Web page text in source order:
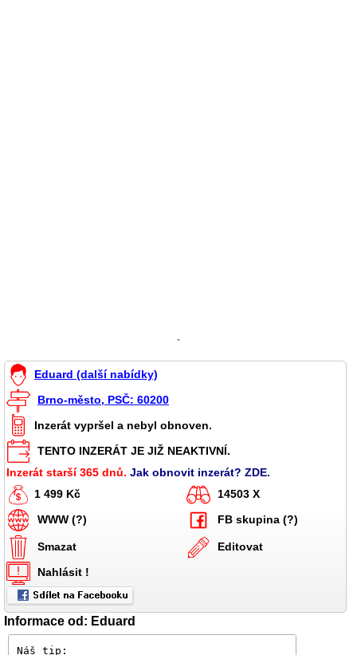
`
Eduard (další nabídky)
Brno-město, PSČ: 60200
Inzerát vypršel a nebyl obnoven.
TENTO INZERÁT JE JIŽ NEAKTIVNÍ.
Inzerát starší 365 dnů. Jak obnovit inzerát? ZDE.
1 499 Kč
14503 X
WWW (?)
FB skupina (?)
Smazat
Editovat
Nahlásit !
Informace od: Eduard